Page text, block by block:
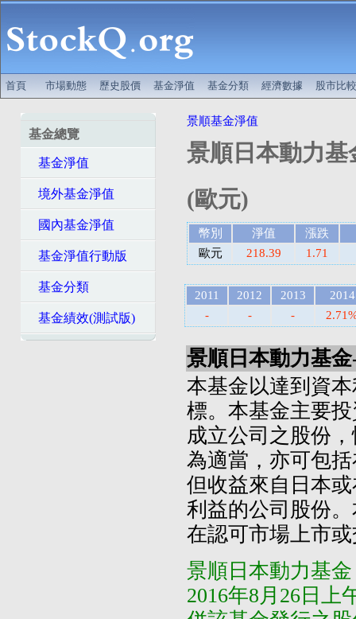
首頁 市場動態 歷史股價 基金淨值 基金分類 經濟數據 股市比較
基金總覽
基金淨值
境外基金淨值
國內基金淨值
基金淨值行動版
基金分類
基金績效(測試版)
景順基金淨值
景順日本動力
(歐元)
幣別 淨值
漲跌
歐元
218.39 1.71
2011 2012 2013
2014
-
- -
景順日本動力基
本基金以達到資
標。本基金主要
成立公司之股份
為適當，亦可包
但收益來自日本
利益的公司股份
在認可市場上市
景順日本動力基
2016年8月26日